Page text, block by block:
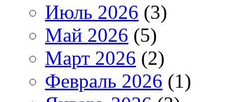
Июль 2026 (3)
Май 2026 (5)
Март 2026 (2)
Февраль 2026 (1)